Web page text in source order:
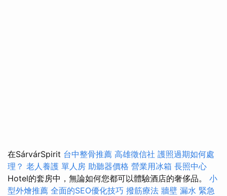
在SárvárSpirit 台中整骨推薦 高雄徵信社 護照過期如何處
理？ 老人養護 單人房 助聽器價格 營業用冰箱 長照中心
Hotel的套房中，無論如何您都可以體驗酒店的奢侈品。 小
型外燴推薦 全面的SEO優化技巧 撥筋療法 牆壁 漏水 緊急